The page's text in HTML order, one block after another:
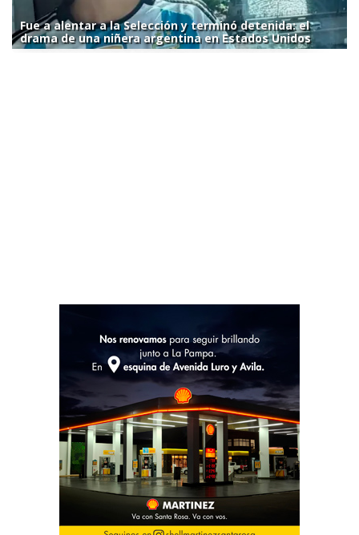
Fue a alentar a la Selección y terminó detenida: el
drama de una niñera argentina en Estados Unidos